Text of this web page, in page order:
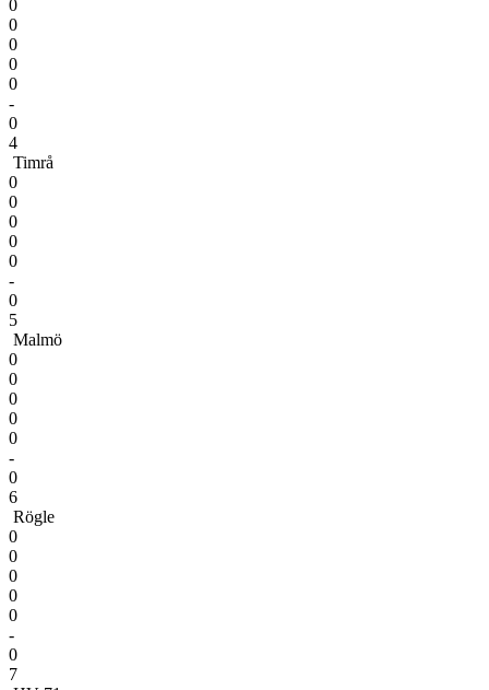
0
0
0
0
0
-
0
4
Timrå
0
0
0
0
0
-
0
5
Malmö
0
0
0
0
0
-
0
6
Rögle
0
0
0
0
0
-
0
7